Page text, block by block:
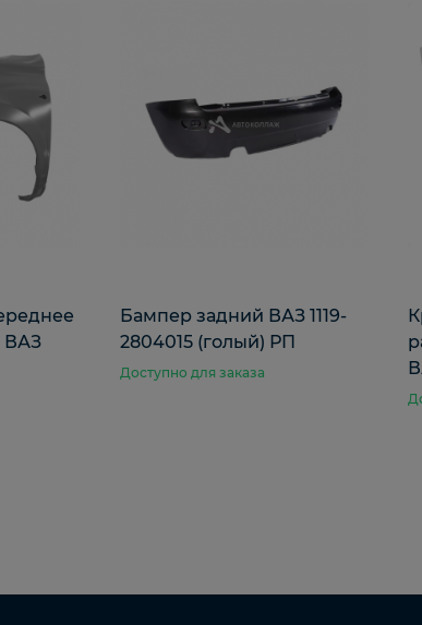
ВАЗ
Бампер задний ВАЗ 1119-
2804015 (голый) РП
Доступно для заказа